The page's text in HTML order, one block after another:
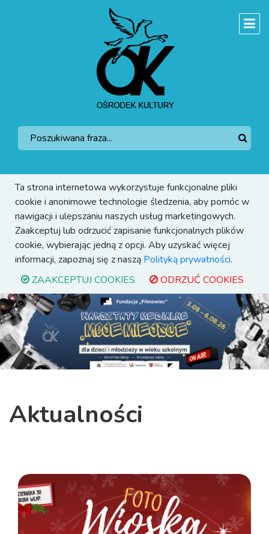
Ta strona internetowa wykorzystuje funkcjonalne pliki
cookie i anonimowe technologie śledzenia, aby pomóc w
nawigacji i ulepszaniu naszych usług marketingowych.
Zaakceptuj lub odrzucić zapisanie funkcjonalnych plików
cookie, wybierając jedną z opcji. Aby uzyskać więcej
informacji, zapoznaj się z naszą Polityką prywatności.
ZAAKCEPTUJ COOKIES
ODRZUĆ COOKIES
Previous Next
Aktualności